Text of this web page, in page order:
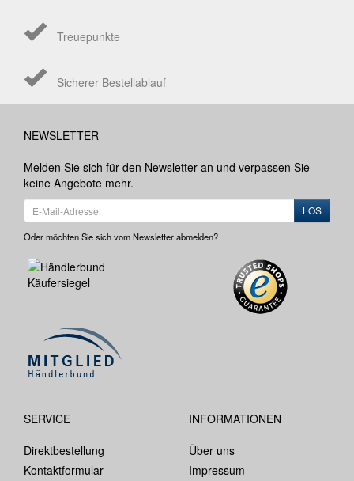
Treuepunkte
Sicherer Bestellablauf
NEWSLETTER
Melden Sie sich für den Newsletter an und verpassen Sie
keine Angebote mehr.
LOS
Oder möchten Sie sich vom Newsletter abmelden?
SERVICE
Direktbestellung
Kontaktformular
INFORMATIONEN
Über uns
Impressum